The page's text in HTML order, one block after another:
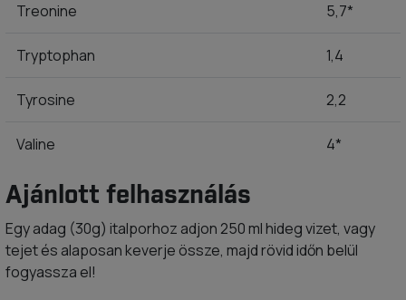
Treonine 5,7*
Tryptophan 1,4
Tyrosine 2,2
Valine 4*
Ajánlott felhasználás
Egy adag (30g) italporhoz adjon 250 ml hideg vizet, vagy
tejet és alaposan keverje össze, majd rövid időn belül
fogyassza el!